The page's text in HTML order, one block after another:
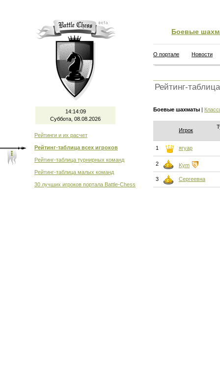
14:14:09
Суббота, 08.08.2026
Рейтинги и их расчет
Рейтинг-таблица всех игроков
Рейтинг-таблица турнирных команд
Рейтинг-таблица малых команд
30 лучших игроков портала Battle-Chess
Боевые
О портале Новости
Рейтинг-
Боевые шахматы |
Игрок
1 ягуар
2 Kym
3 Сергеевна